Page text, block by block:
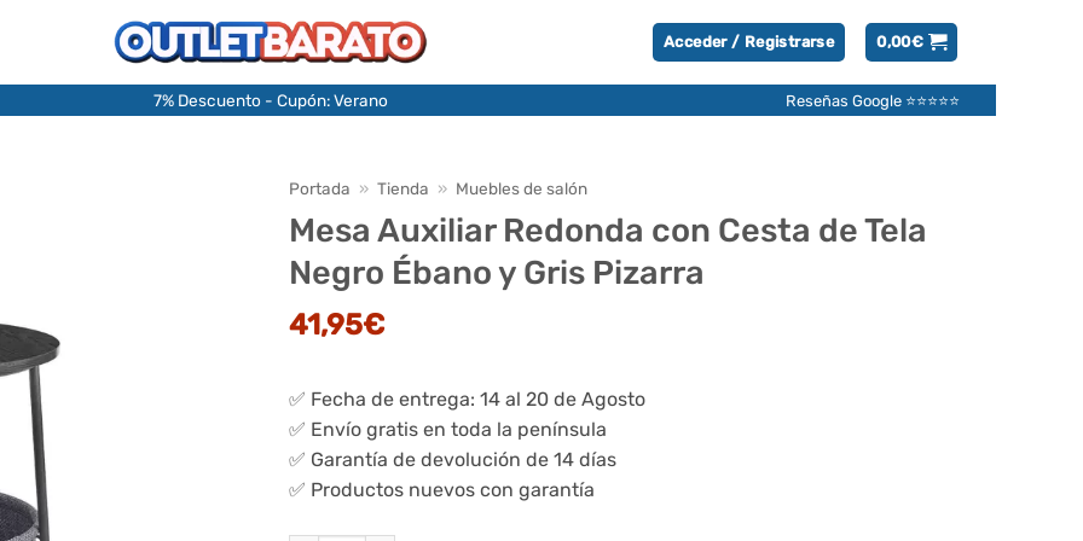
Acceder / Registrarse 0,00€
7% Descuento - Cupón: Verano Reseñas Google ⭐⭐⭐⭐⭐
Portada » Tienda » Muebles de salón
Mesa Auxiliar Redonda con Cesta de Tela
Negro Ébano y Gris Pizarra
41,95€
✅ Fecha de entrega: 14 al 20 de Agosto
✅ Envío gratis en toda la península
✅ Garantía de devolución de 14 días
✅ Productos nuevos con garantía